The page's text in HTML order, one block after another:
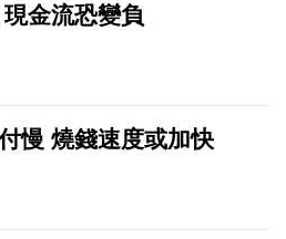
金流恐變負
慢 燒錢速度或加快